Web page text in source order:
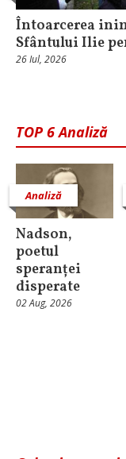
Întoarcerea
Sfântului Ilie
26 Iul, 2026
TOP 6 Analiză
Analiză
Nadson,
poetul
speranței
disperate
02 Aug, 2026